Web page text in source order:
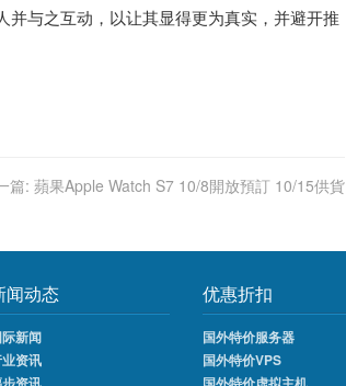
与之互动，以让其显得更为真实，并避开推
篇: 蘋果Apple Watch S7 10/8開放預訂 10/15供貨
闻动态
新闻
资讯
优惠折扣
国外特价服务器
国外特价VPS